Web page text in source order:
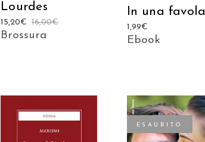
Lourdes
16,00€
15,20€
Brossura
In una favola
1,99€
Ebook
ESAURITO